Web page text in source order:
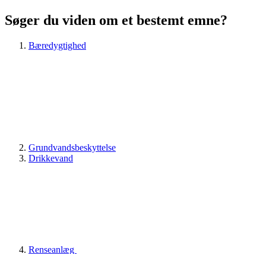
Søger du viden om et bestemt emne?
Bæredygtighed
Grundvandsbeskyttelse
Drikkevand
Renseanlæg